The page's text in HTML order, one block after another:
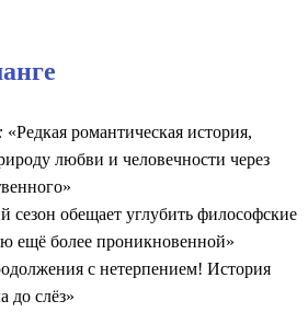
«Редкая романтическая история,
любви и человечности через
сезон обещает углубить философские
ещё более проникновенной»
с нетерпением! История
до слёз»